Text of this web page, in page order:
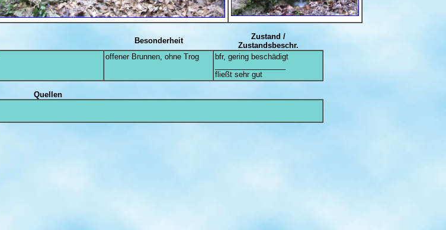
Besonderheit
Zustand /
Zustandsbeschr.
offener Brunnen, ohne Trog
bfr, gering beschädigt
fließt sehr gut
Quellen